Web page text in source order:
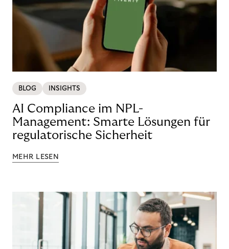
BLOG INSIGHTS
AI Compliance im NPL-
Management: Smarte Lösungen für
regulatorische Sicherheit
MEHR LESEN